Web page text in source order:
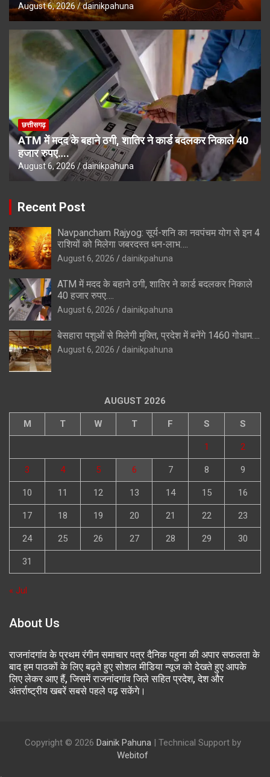
August 6, 2026 dainikpahuna
छत्तीसगढ़
ATM में मदद के बहाने ठगी, शातिर ने कार्ड बदलकर निकाले 40
हजार रुपए….
August 6, 2026 dainikpahuna
Recent Post
Navpancham Rajyog: सूर्य-शनि का नवपंचम योग से इन 4
राशियों को मिलेगा जबरदस्त धन-लाभ….
August 6, 2026 dainikpahuna
ATM में मदद के बहाने ठगी, शातिर ने कार्ड बदलकर निकाले
40 हजार रुपए….
August 6, 2026 dainikpahuna
बेसहारा पशुओं से मिलेगी मुक्ति, प्रदेश में बनेंगे 1460 गोधाम….
August 6, 2026 dainikpahuna
AUGUST 2026
M T W T F S S
1 2
3 4 5 6 7 8 9
10 11 12 13 14 15 16
17 18 19 20 21 22 23
24 25 26 27 28 29 30
31
« Jul
About Us
राजनांदगांव के प्रथम रंगीन समाचार पत्र दैनिक पहुना की अपार सफलता के
बाद हम पाठकों के लिए बढ़ते हुए सोशल मीडिया न्यूज को देखते हुए आपके
लिए लेकर आए हैं, जिसमें राजनांदगांव जिले सहित प्रदेश, देश और
अंतर्राष्ट्रीय खबरें सबसे पहले पढ़ सकेंगे।
Copyright © 2026 Dainik Pahuna | Technical Support by
Webitof